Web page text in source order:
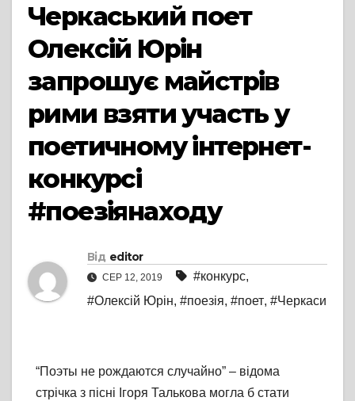
Черкаський поет
Олексій Юрін
запрошує майстрів
рими взяти участь у
поетичному інтернет-
конкурсі
#поезіянаходу
Від editor
СЕР 12, 2019 #конкурс,
#Олексій Юрін, #поезія, #поет, #Черкаси
“Поэты не рождаются случайно” – відома
стрічка з пісні Ігоря Талькова могла б стати